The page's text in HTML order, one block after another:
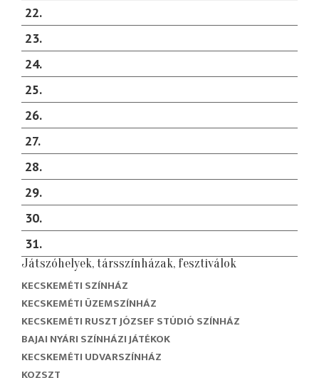
22
23
24
25
26
27
28
29
30
31
Játszóhelyek, társszínházak, fesztiválok
KECSKEMÉTI SZÍNHÁZ
KECSKEMÉTI ÜZEMSZÍNHÁZ
KECSKEMÉTI RUSZT JÓZSEF STÚDIÓ SZÍNHÁZ
BAJAI NYÁRI SZÍNHÁZI JÁTÉKOK
KECSKEMÉTI UDVARSZÍNHÁZ